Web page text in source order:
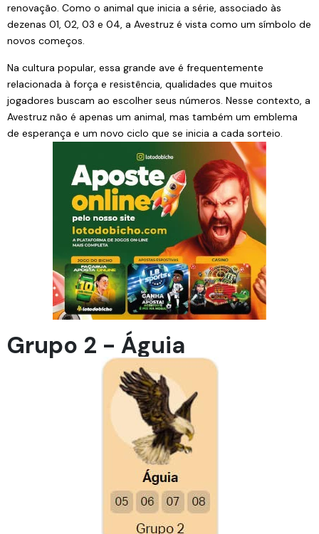
renovação. Como o animal que inicia a série, associado às
dezenas 01, 02, 03 e 04, a Avestruz é vista como um símbolo de
novos começos.
Na cultura popular, essa grande ave é frequentemente
relacionada à força e resistência, qualidades que muitos
jogadores buscam ao escolher seus números. Nesse contexto, a
Avestruz não é apenas um animal, mas também um emblema
de esperança e um novo ciclo que se inicia a cada sorteio.
Grupo 2 - Águia